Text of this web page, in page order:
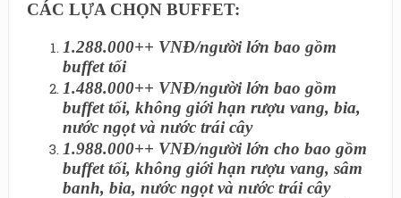
CÁC LỰA CHỌN BUFFET:
1.288.000++ VNĐ/người lớn bao gồm
buffet tối
1.488.000++ VNĐ/người lớn bao gồm
buffet tối, không giới hạn rượu vang, bia,
nước ngọt và nước trái cây
1.988.000++ VNĐ/người lớn cho bao gồm
buffet tối, không giới hạn rượu vang, sâm
banh, bia, nước ngọt và nước trái cây